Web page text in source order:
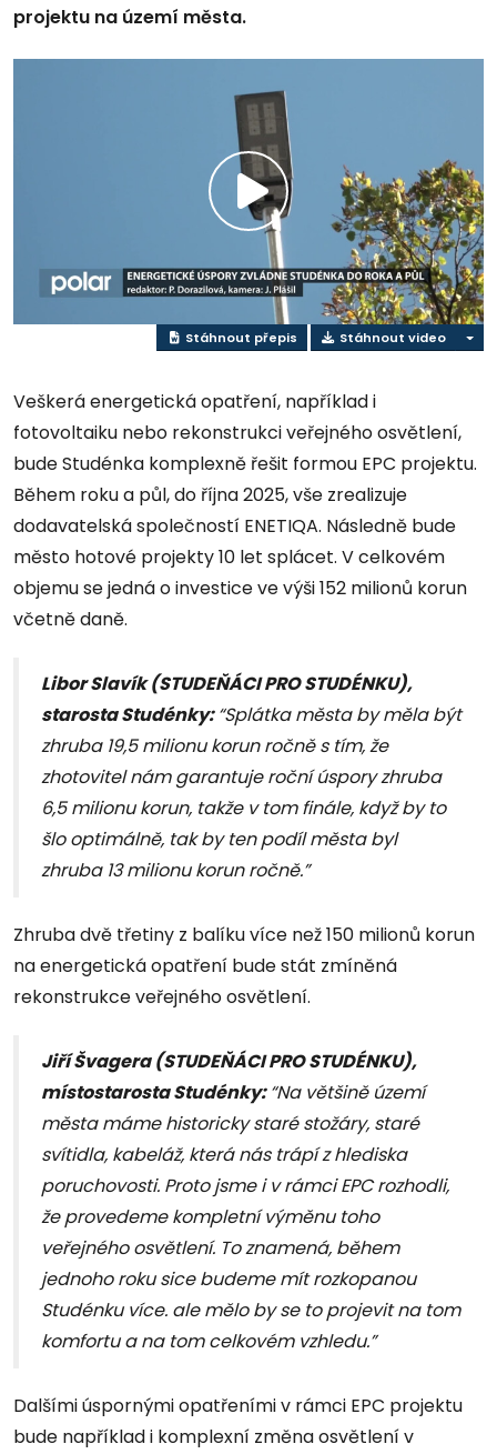
projektu na území města.
Přehrát
video
Stáhnout přepis Stáhnout video
Veškerá energetická opatření, například i
fotovoltaiku nebo rekonstrukci veřejného osvětlení,
bude Studénka komplexně řešit formou EPC projektu.
Během roku a půl, do října 2025, vše zrealizuje
dodavatelská společností ENETIQA. Následně bude
město hotové projekty 10 let splácet. V celkovém
objemu se jedná o investice ve výši 152 milionů korun
včetně daně.
Libor Slavík (STUDEŇÁCI PRO STUDÉNKU),
starosta Studénky:“Splátka města by měla být
zhruba 19,5 milionu korun ročně s tím, že
zhotovitel nám garantuje roční úspory zhruba
6,5 milionu korun, takže v tom finále, když by to
šlo optimálně, tak by ten podíl města byl
zhruba 13 milionu korun ročně.”
Zhruba dvě třetiny z balíku více než 150 milionů korun
na energetická opatření bude stát zmíněná
rekonstrukce veřejného osvětlení.
Jiří Švagera (STUDEŇÁCI PRO STUDÉNKU),
místostarosta Studénky:“Na většině území
města máme historicky staré stožáry, staré
svítidla, kabeláž, která nás trápí z hlediska
poruchovosti. Proto jsme i v rámci EPC rozhodli,
že provedeme kompletní výměnu toho
veřejného osvětlení. To znamená, během
jednoho roku sice budeme mít rozkopanou
Studénku více. ale mělo by se to projevit na tom
komfortu a na tom celkovém vzhledu.”
Dalšími úspornými opatřeními v rámci EPC projektu
bude například i komplexní změna osvětlení v